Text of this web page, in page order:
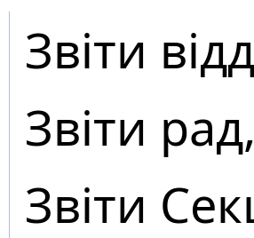
Звіти
Звіти
Звіти